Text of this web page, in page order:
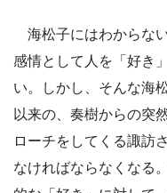
海松子にはわからな
感情として人を「好き
い。しかし、そんな海
以来の、奏樹からの突
ローチをしてくる諏訪
なければならなくなる